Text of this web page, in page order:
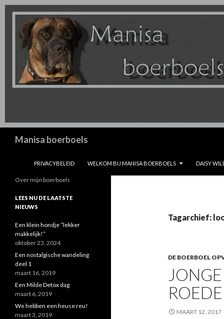
Manisa boerboels
PRIVACYBELEID
WELKOM BIJ MANISA BOERBOELS DAISY
Tagarchief:
DE BOERBOEL
MAART 12, 2017
Over mijn boerboels
LEES NU DE LAATSTE
NIEUWS
Een klein hondje “lekker
makkelijk!”
oktober 23, 2024
Een nostalgische wandeling
deel 1
maart 16, 2019
Een Milde Detox dag
maart 6, 2019
We hebben een heuse reu!
maart 3, 2019